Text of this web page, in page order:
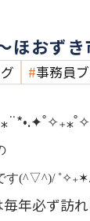
ほおず
事務員
す(^▽^)/
年必ず訪